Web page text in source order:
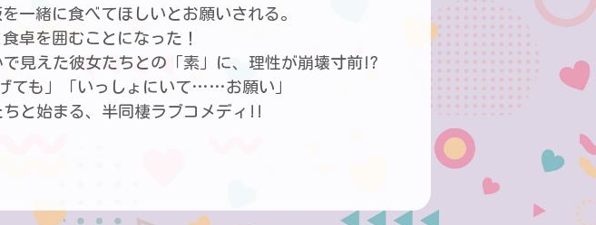
一緒に食べてほしいとお願いされる。
卓を囲むことになった！
見えた彼女たちとの「素」に、理性が崩壊寸前!?
も」「いっしょにいて……お願い」
と始まる、半同棲ラブコメディ!!